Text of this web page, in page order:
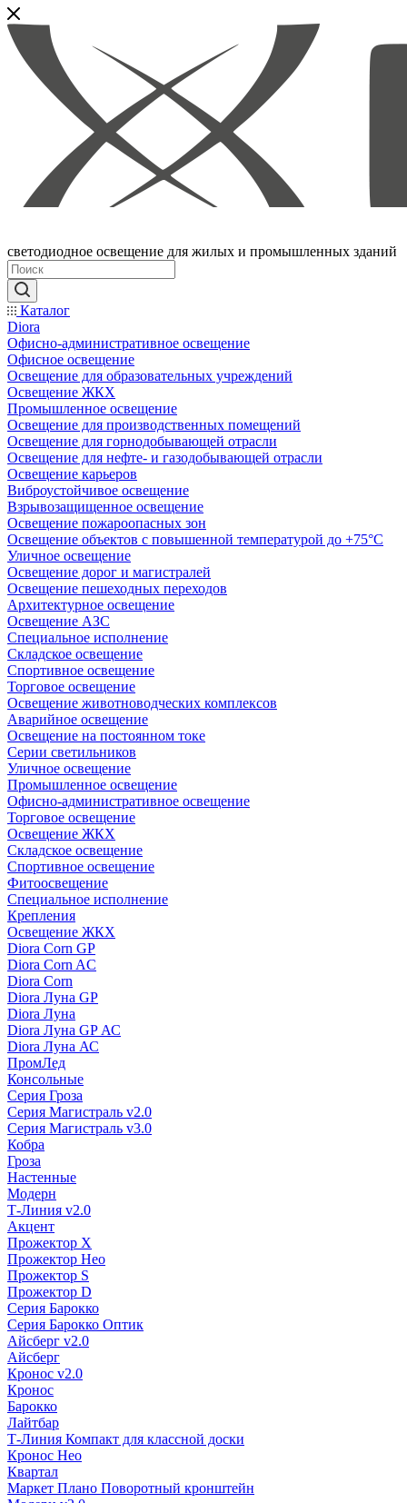
светодиодное освещение для жилых и промышленных зданий
Каталог
Diora
Офисно-административное освещение
Офисное освещение
Освещение для образовательных учреждений
Освещение ЖКХ
Промышленное освещение
Освещение для производственных помещений
Освещение для горнодобывающей отрасли
Освещение для нефте- и газодобывающей отрасли
Освещение карьеров
Виброустойчивое освещение
Взрывозащищенное освещение
Освещение пожароопасных зон
Освещение объектов с повышенной температурой до +75°C
Уличное освещение
Освещение дорог и магистралей
Освещение пешеходных переходов
Архитектурное освещение
Освещение АЗС
Специальное исполнение
Складское освещение
Спортивное освещение
Торговое освещение
Освещение животноводческих комплексов
Аварийное освещение
Освещение на постоянном токе
Серии светильников
Уличное освещение
Промышленное освещение
Офисно-административное освещение
Торговое освещение
Освещение ЖКХ
Складское освещение
Спортивное освещение
Фитоосвещение
Специальное исполнение
Крепления
Освещение ЖКХ
Diora Corn GP
Diora Corn AC
Diora Corn
Diora Луна GP
Diora Луна
Diora Луна GP АС
Diora Луна АС
ПромЛед
Консольные
Серия Гроза
Серия Магистраль v2.0
Серия Магистраль v3.0
Кобра
Гроза
Настенные
Модерн
Т-Линия v2.0
Акцент
Прожектор X
Прожектор Нео
Прожектор S
Прожектор D
Серия Барокко
Серия Барокко Оптик
Айсберг v2.0
Айсберг
Кронос v2.0
Кронос
Барокко
Лайтбар
Т-Линия Компакт для классной доски
Кронос Нео
Квартал
Маркет Плано Поворотный кронштейн